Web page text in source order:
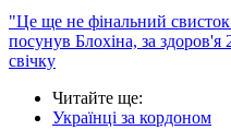
"Це ще не фінальний
посунув Блохіна, за здоров'я
свічку
Читайте ще:
Українці за кордоном